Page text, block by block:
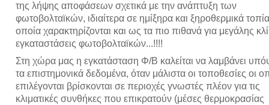
της λήψης αποφάσεων σχετικά με την ανάπτυξη των
φωτοβολταϊκών, ιδιαίτερα σε ημίξηρα και ξηροθερμικά
οποία χαρακτηρίζονται και ως τα πιο πιθανά για μεγάλης
εγκαταστάσεις φωτοβολταϊκών...!!!!
Στη χώρα μας η εγκατάσταση Φ/Β καλείται να λαμβάνει
τα επιστημονικά δεδομένα, όταν μάλιστα οι τοποθεσίες οι
επιλέγονται βρίσκονται σε περιοχές γνωστές πλέον για τις
κλιματικές συνθήκες που επικρατούν (μέσες θερμοκρασίας